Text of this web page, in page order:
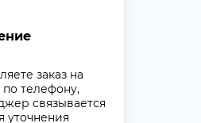
заказ на
телефону,
связывается
уточнения